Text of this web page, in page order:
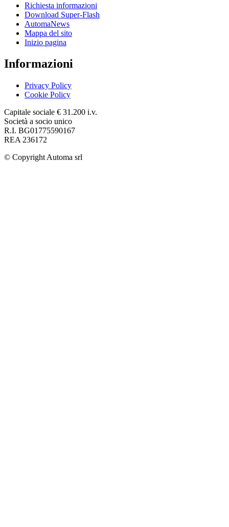
Richiesta informazioni
Download Super-Flash
AutomaNews
Mappa del sito
Inizio pagina
Informazioni
Privacy Policy
Cookie Policy
Capitale sociale € 31.200 i.v.
Società a socio unico
R.I. BG01775590167
REA 236172
© Copyright Automa srl